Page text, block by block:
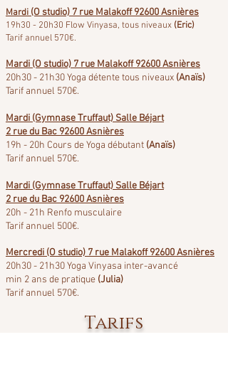
Mardi (O studio) 7 rue Malakoff 92600 Asnières
19h30 - 20h30 Flow Vinyasa, tous niveaux (Eric)
Tarif annuel 570€.
Mardi (O studio) 7 rue Malakoff 92600 Asnières
20h30 - 21h30 Yoga détente tous niveaux (Anaïs)
Tarif annuel 570€.
Mardi (Gymnase Truffaut) Salle Béjart
2 rue du Bac 92600 Asnières
19h - 20h Cours de Yoga débutant (Anaïs)
Tarif annuel 570€.
Mardi (Gymnase Truffaut) Salle Béjart
2 rue du Bac 92600 Asnières
20h - 21h Renfo musculaire
Tarif annuel 500€.
Mercredi (O studio) 7 rue Malakoff 92600 Asnières
20h30 - 21h30 Yoga Vinyasa inter-avancé
min 2 ans de pratique (Julia)
Tarif annuel 570€.
Tarifs